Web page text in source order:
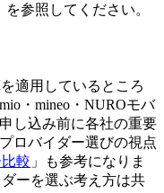
を参照してください。
適用しているところ
・mineo・NUROモバ
し込み前に各社の重要
ロバイダー選びの視点
較 」も参考になりま
ーを選ぶ考え方は共